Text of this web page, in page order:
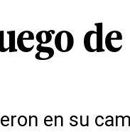
de
en su